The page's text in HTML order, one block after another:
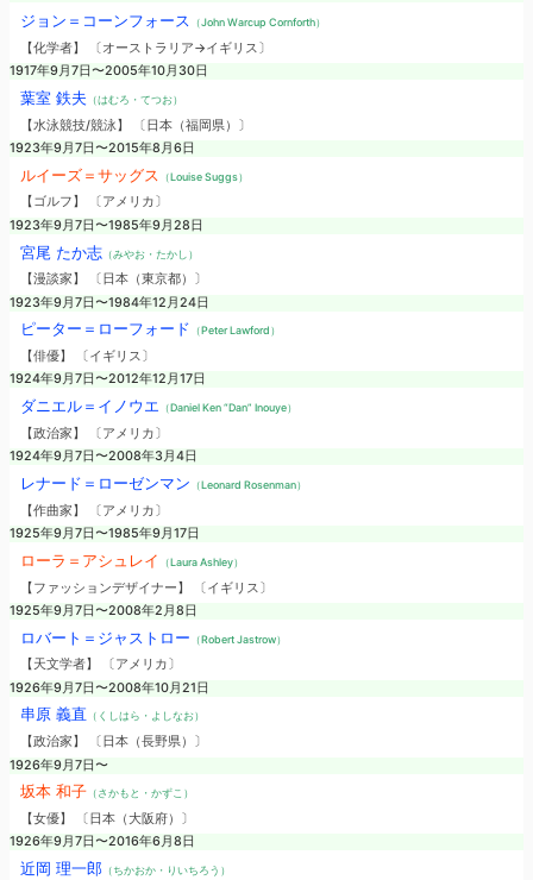
ジョン＝コーンフォース （John Warcup Cornforth）
【化学者】 〔オーストラリア→イギリス〕
1917年9月7日〜2005年10月30日
葉室 鉄夫 （はむろ・てつお）
【水泳競技/競泳】 〔日本（福岡県）〕
1923年9月7日〜2015年8月6日
ルイーズ＝サッグス （Louise Suggs）
【ゴルフ】 〔アメリカ〕
1923年9月7日〜1985年9月28日
宮尾 たか志（みやお・たかし）
【漫談家】 〔日本（東京都）〕
1923年9月7日〜1984年12月24日
ピーター＝ローフォード （Peter Lawford）
【俳優】 〔イギリス〕
1924年9月7日〜2012年12月17日
ダニエル＝イノウエ （Daniel Ken “Dan” Inouye）
【政治家】 〔アメリカ〕
1924年9月7日〜2008年3月4日
レナード＝ローゼンマン （Leonard Rosenman）
【作曲家】 〔アメリカ〕
1925年9月7日〜1985年9月17日
ローラ＝アシュレイ （Laura Ashley）
【ファッションデザイナー】 〔イギリス〕
1925年9月7日〜2008年2月8日
ロバート＝ジャストロー （Robert Jastrow）
【天文学者】 〔アメリカ〕
1926年9月7日〜2008年10月21日
串原 義直 （くしはら・よしなお）
【政治家】 〔日本（長野県）〕
1926年9月7日〜
坂本 和子（さかもと・かずこ）
【女優】 〔日本（大阪府）〕
1926年9月7日〜2016年6月8日
近岡 理一郎（ちかおか・りいちろう）